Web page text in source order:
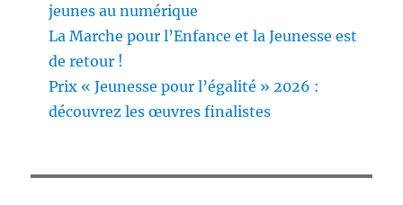
jeunes au numérique
La Marche pour l’Enfance et la Jeunesse est
de retour !
Prix « Jeunesse pour l’égalité » 2026 :
découvrez les œuvres finalistes